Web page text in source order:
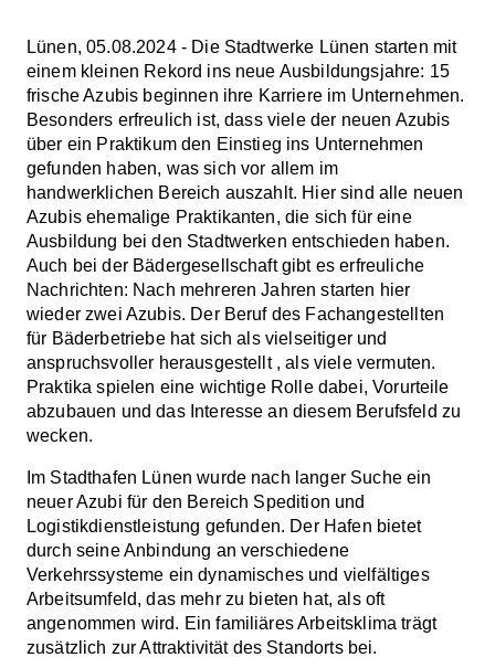
Lünen, 05.08.2024 - Die Stadtwerke Lünen starten mit
einem kleinen Rekord ins neue Ausbildungsjahre: 15
frische Azubis beginnen ihre Karriere im Unternehmen.
Besonders erfreulich ist, dass viele der neuen Azubis
über ein Praktikum den Einstieg ins Unternehmen
gefunden haben, was sich vor allem im
handwerklichen Bereich auszahlt. Hier sind alle neuen
Azubis ehemalige Praktikanten, die sich für eine
Ausbildung bei den Stadtwerken entschieden haben.
Auch bei der Bädergesellschaft gibt es erfreuliche
Nachrichten: Nach mehreren Jahren starten hier
wieder zwei Azubis. Der Beruf des Fachangestellten
für Bäderbetriebe hat sich als vielseitiger und
anspruchsvoller herausgestellt , als viele vermuten.
Praktika spielen eine wichtige Rolle dabei, Vorurteile
abzubauen und das Interesse an diesem Berufsfeld zu
wecken.
Im Stadthafen Lünen wurde nach langer Suche ein
neuer Azubi für den Bereich Spedition und
Logistikdienstleistung gefunden. Der Hafen bietet
durch seine Anbindung an verschiedene
Verkehrssysteme ein dynamisches und vielfältiges
Arbeitsumfeld, das mehr zu bieten hat, als oft
angenommen wird. Ein familiäres Arbeitsklima trägt
zusätzlich zur Attraktivität des Standorts bei.